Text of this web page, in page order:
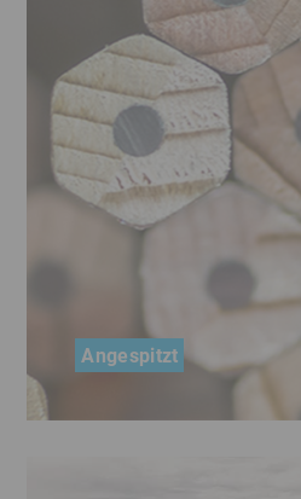
Angespitzt
Mithilfe der LfA sicherte